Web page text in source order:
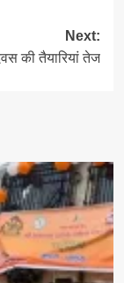
Next:
की तैयारियां तेज